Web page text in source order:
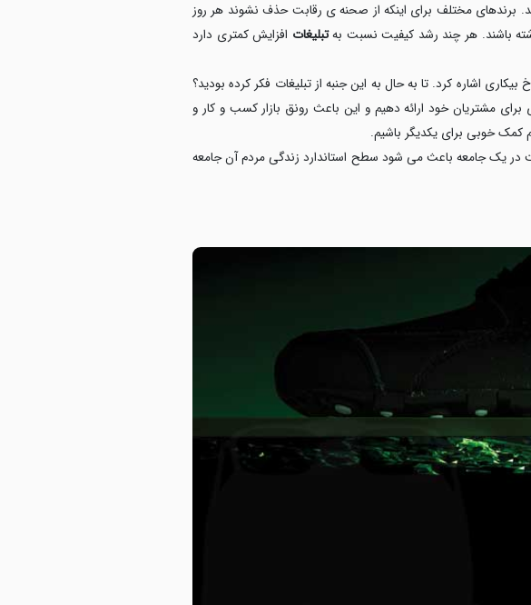
برندهای مختلف برای اینکه از صحنه ی رقابت حذف نشوند هر روز
باشند. هر چند رشد کیفیت نسبت بهتبلیغات افزایش کمتری دارد
اشاره کرد. تا به حال به این جنبه از تبلیغات فکر کرده بودید؟
مشتریان خود ارائه دهیم و این باعث رونق بازار کسب و کار و
کمک خوبی برای یکدیگر باشیم.
در یک جامعه باعث می شود سطح استاندارد زندگی مردم آن جامعه